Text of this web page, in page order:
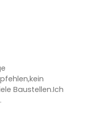
Baustellen.Ich